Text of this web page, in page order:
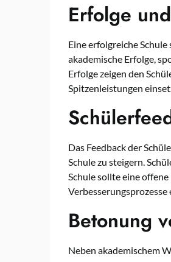
Erfolge
Eine erfolgreiche
akademische Erfolge,
Erfolge zeigen den
Spitzenleistungen
Das Feedback der
Schule zu steigern.
Schule sollte eine
Verbesserungsprozesse
Betonung
Neben akademischem